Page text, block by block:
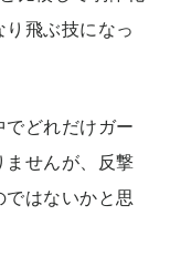
飛ぶ技になっ
どれだけガー
ませんが、反撃
はないかと思